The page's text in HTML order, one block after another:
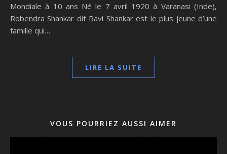
Mondiale à 10 ans Né le 7 avril 1920 à Varanasi (Inde),
Robendra Shankar dit Ravi Shankar est le plus jeune d’une
famille qui…
LIRE LA SUITE
VOUS POURRIEZ AUSSI AIMER